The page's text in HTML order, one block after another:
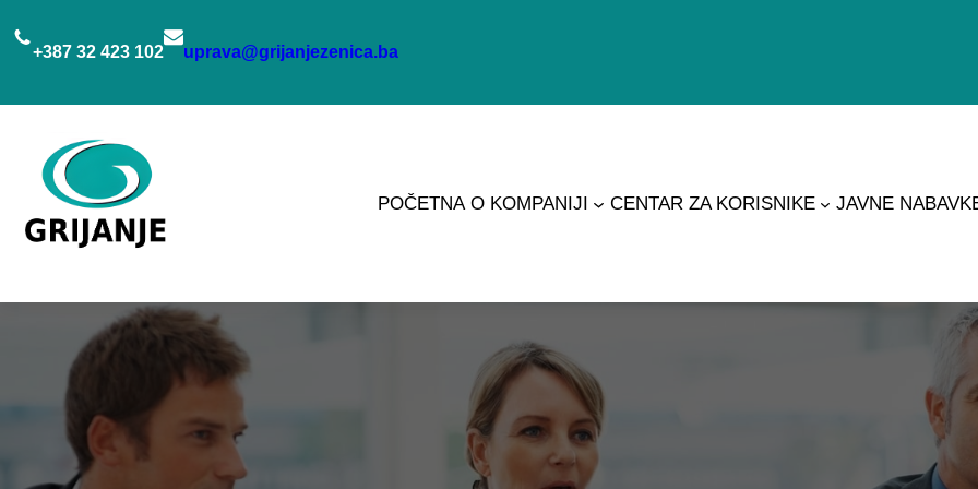
na
+387 32 423 102 uprava@grijanjezenica.ba
POČETNA O KOMPANIJI CENTAR ZA KORISNIKE JAVNE